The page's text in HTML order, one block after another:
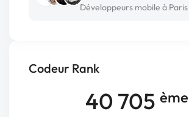
Codeur Rank
40 705 ème
Développeurs mobile à Paris